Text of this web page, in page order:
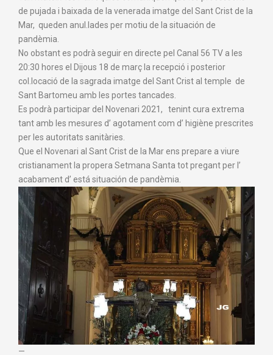
de pujada i baixada de la venerada imatge del Sant Crist de la
Mar, queden anul.lades per motiu de la situación de
pandèmia.
No obstant es podrà seguir en directe pel Canal 56 TV a les
20:30 hores el Dijous 18 de març la recepció i posterior
col.locació de la sagrada imatge del Sant Crist al temple de
Sant Bartomeu amb les portes tancades.
Es podrà participar del Novenari 2021, tenint cura extrema
tant amb les mesures d’ agotament com d’ higiène prescrites
per les autoritats sanitàries.
Que el Novenari al Sant Crist de la Mar ens prepare a viure
cristianament la propera Setmana Santa tot pregant per l’
acabament d’ está situación de pandèmia.
—